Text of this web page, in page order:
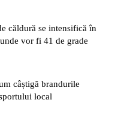
căldură se intensifică în
vor fi 41 de grade
câștigă brandurile
local